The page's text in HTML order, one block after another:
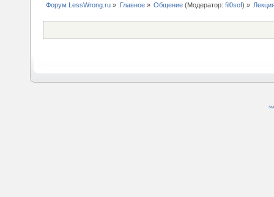
Форум LessWrong.ru » Главное» Общение(Модератор: fil0sof) »